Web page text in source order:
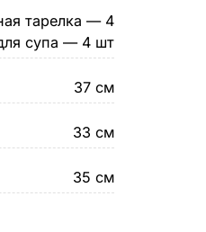
тарелка — 4
супа — 4 шт
37 см
33 см
35 см